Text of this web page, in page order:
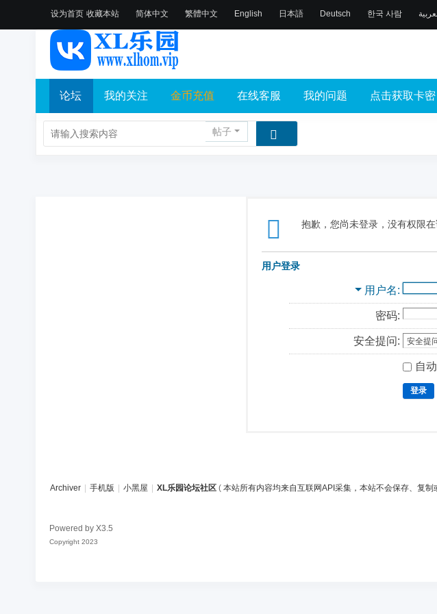
设为首页 收藏本站 简体中文 繁體中文 English 日本語 Deutsch 한국 사람
论坛 我的关注 金币充值 在线客服 我的问题 点击获取卡密
帖子
抱歉，您尚未登录，没有权限
用户登录
用户名
密码:
安全提问:
自
登录
Archiver 手机版 小黑屋 XL乐园论坛社区 ( 本站所有内容均来自互联网API采集，本站不会保存、复
Powered by X3.5
Copyright 2023